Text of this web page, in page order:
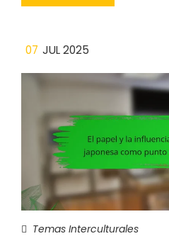
07 JUL 2025
Temas Interculturales